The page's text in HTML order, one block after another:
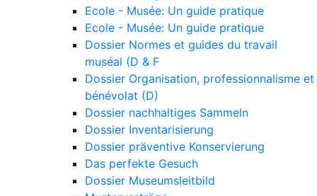
Ecole - Musée: Un guide pratique
Ecole - Musée: Un guide pratique
Dossier Normes et guides du travail
muséal (D & F
Dossier Organisation, professionnalisme et
bénévolat (D)
Dossier nachhaltiges Sammeln
Dossier Inventarisierung
Dossier präventive Konservierung
Das perfekte Gesuch
Dossier Museumsleitbild